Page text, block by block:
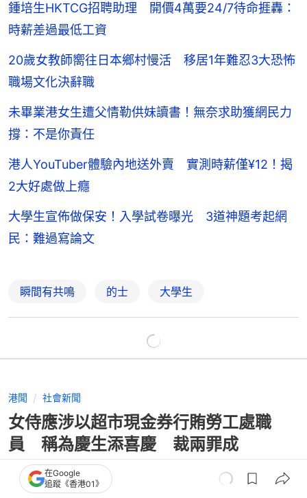
鍾培生HKTCG招聘助理 開價4萬要24/7待命捱轟：
時薪差過最低工資
20歲女教師嚮往日本鄉村慢活 移居1年難忍3大恐怖
職場文化決辭職
未畢業港女生遭父情勒供妹讀書！無奈求助獲網民力
撐：不是你責任
港人YouTuber體驗內地送外賣 實測時薪僅¥12！揭
2大好處做上癮
大學生宣佈做保安！入學試卷曝光 3道神題考起網
民：難過寫論文
瞬間有共鳴 的士 大學生
港聞 社會新聞
女侍應涉以超市現金券行賄勞工處職
員 稱為慶生添喜慶 裁兩罪成
在Google
追蹤《香港01》